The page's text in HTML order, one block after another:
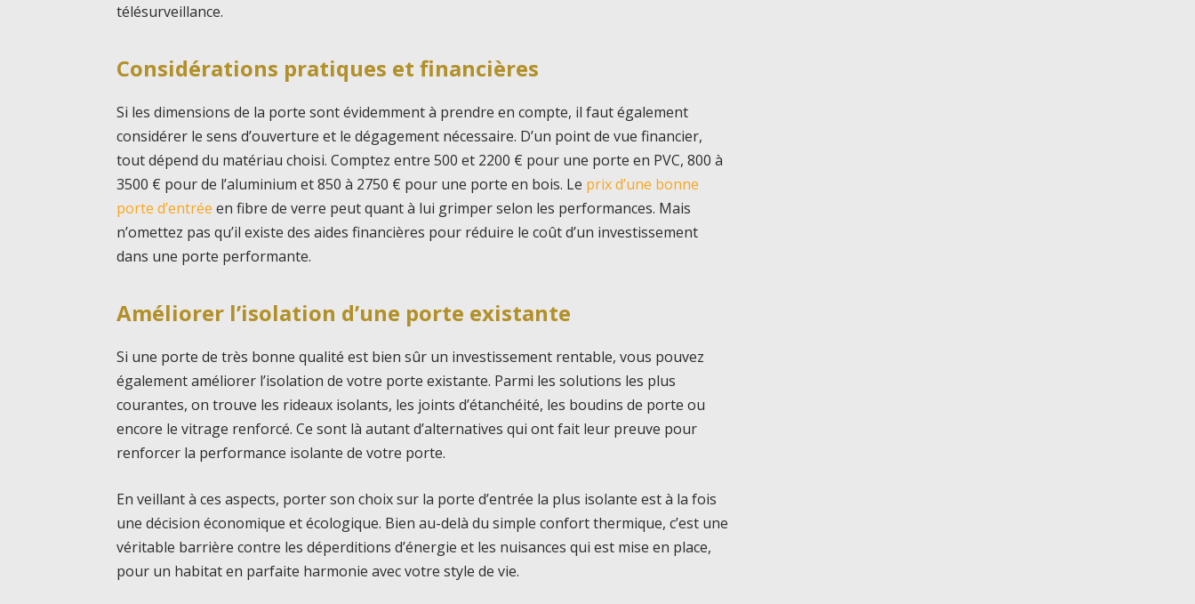
télésurveillance.
Considérations pratiques et financières
Si les dimensions de la porte sont évidemment à prendre en compte, il faut également
considérer le sens d’ouverture et le dégagement nécessaire. D’un point de vue financier,
tout dépend du matériau choisi. Comptez entre 500 et 2200 € pour une porte en PVC, 800 à
3500 € pour de l’aluminium et 850 à 2750 € pour une porte en bois. Le prix d’une bonne
porte d’entrée en fibre de verre peut quant à lui grimper selon les performances. Mais
n’omettez pas qu’il existe des aides financières pour réduire le coût d’un investissement
dans une porte performante.
Améliorer l’isolation d’une porte existante
Si une porte de très bonne qualité est bien sûr un investissement rentable, vous pouvez
également améliorer l’isolation de votre porte existante. Parmi les solutions les plus
courantes, on trouve les rideaux isolants, les joints d’étanchéité, les boudins de porte ou
encore le vitrage renforcé. Ce sont là autant d’alternatives qui ont fait leur preuve pour
renforcer la performance isolante de votre porte.
En veillant à ces aspects, porter son choix sur la porte d’entrée la plus isolante est à la fois
une décision économique et écologique. Bien au-delà du simple confort thermique, c’est une
véritable barrière contre les déperditions d’énergie et les nuisances qui est mise en place,
pour un habitat en parfaite harmonie avec votre style de vie.